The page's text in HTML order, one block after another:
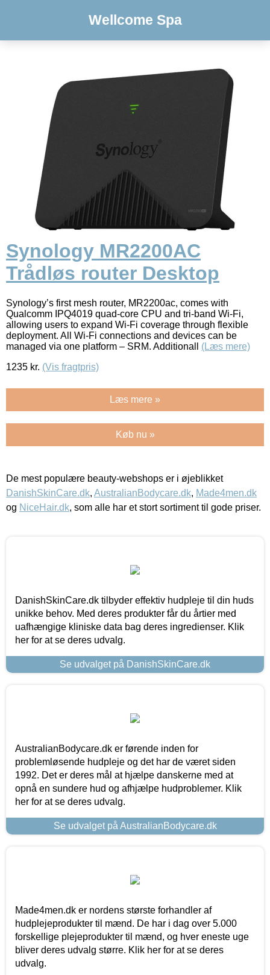
Wellcome Spa
Synology MR2200AC
Trådløs router Desktop
Synology’s first mesh router, MR2200ac, comes with
Qualcomm IPQ4019 quad-core CPU and tri-band Wi-Fi,
allowing users to expand Wi-Fi coverage through flexible
deployment. All Wi-Fi connections and devices can be
managed via one platform – SRM. Additionall (Læs mere)
1235 kr. (Vis fragtpris)
Læs mere »
Køb nu »
De mest populære beauty-webshops er i øjeblikket
DanishSkinCare.dk, AustralianBodycare.dk, Made4men.dk
og NiceHair.dk, som alle har et stort sortiment til gode priser.
DanishSkinCare.dk tilbyder effektiv hudpleje til din huds
unikke behov. Med deres produkter får du årtier med
uafhængige kliniske data bag deres ingredienser. Klik
her for at se deres udvalg.
Se udvalget på DanishSkinCare.dk
AustralianBodycare.dk er førende inden for
problemløsende hudpleje og det har de været siden
1992. Det er deres mål at hjælpe danskerne med at
opnå en sundere hud og afhjælpe hudproblemer. Klik
her for at se deres udvalg.
Se udvalget på AustralianBodycare.dk
Made4men.dk er nordens største forhandler af
hudplejeprodukter til mænd. De har i dag over 5.000
forskellige plejeprodukter til mænd, og hver eneste uge
bliver deres udvalg større. Klik her for at se deres
udvalg.